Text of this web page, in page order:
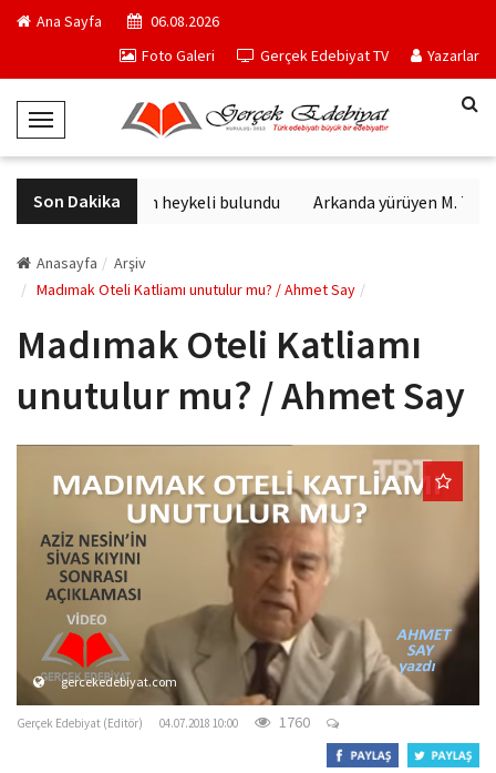
Ana Sayfa
06.08.2026
Foto Galeri
Gerçek Edebiyat TV Yazarlar
T
o
g
g
e
N
g
n
Son Dakika
Sağlık tanrısının heykeli bulundu Arkanda yürüyen M.
Anasayfa
Arşiv
Madımak Oteli Katliamı unutulur mu? / Ahmet Say
Madımak Oteli Katliamı
unutulur mu? / Ahmet Say
gercekedebiyat.com
Gerçek Edebiyat (Editör) 04.07.2018 10:00 1760